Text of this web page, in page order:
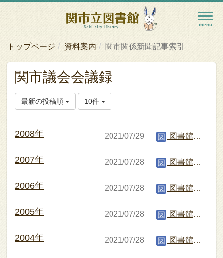
トップページ 資料案内 関市関係新聞記事索引
関市議会会議録
最新の投稿順 10件
2008年 2021/07/29 図書館編集者
2007年 2021/07/28 図書館編集者
2006年 2021/07/28 図書館編集者
2005年 2021/07/28 図書館編集者
2004年 2021/07/28 図書館編集者